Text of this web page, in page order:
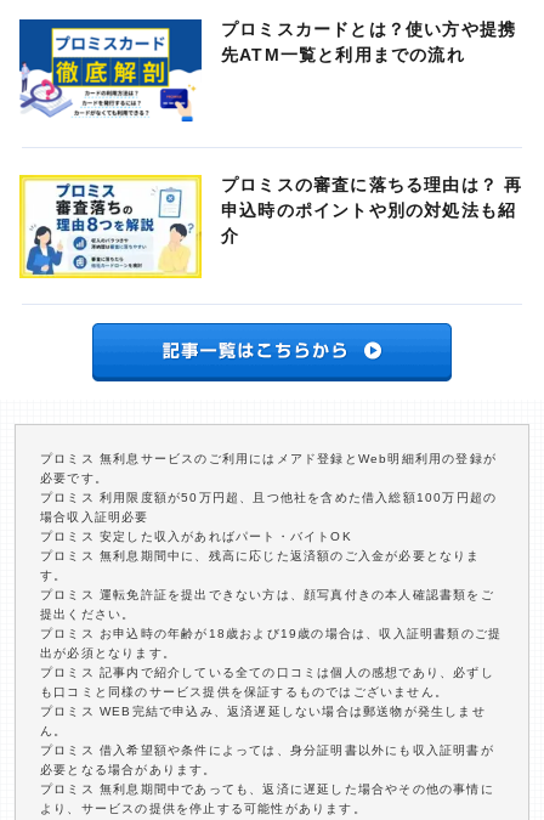
プロミスカードとは？使い方や提携
先ATM一覧と利用までの流れ
プロミスの審査に落ちる理由は？ 再
申込時のポイントや別の対処法も紹
介
プロミス 無利息サービスのご利用にはメアド登録とWeb明細利用の登録が
必要です。
プロミス 利用限度額が50万円超、且つ他社を含めた借入総額100万円超の
場合収入証明必要
プロミス 安定した収入があればパート・バイトOK
プロミス 無利息期間中に、残高に応じた返済額のご入金が必要となりま
す。
プロミス 運転免許証を提出できない方は、顔写真付きの本人確認書類をご
提出ください。
プロミス お申込時の年齢が18歳および19歳の場合は、収入証明書類のご提
出が必須となります。
プロミス 記事内で紹介している全ての口コミは個人の感想であり、必ずし
も口コミと同様のサービス提供を保証するものではございません。
プロミス WEB完結で申込み、返済遅延しない場合は郵送物が発生しませ
ん。
プロミス 借入希望額や条件によっては、身分証明書以外にも収入証明書が
必要となる場合があります。
プロミス 無利息期間中であっても、返済に遅延した場合やその他の事情に
より、サービスの提供を停止する可能性があります。